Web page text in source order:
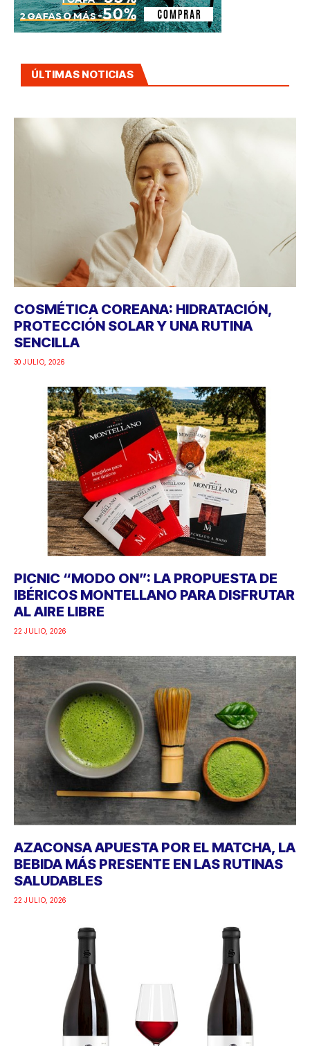
ÚLTIMAS NOTICIAS
COSMÉTICA COREANA: HIDRATACIÓN,
PROTECCIÓN SOLAR Y UNA RUTINA
SENCILLA
30 JULIO, 2026
PICNIC “MODO ON”: LA PROPUESTA DE
IBÉRICOS MONTELLANO PARA DISFRUTAR
AL AIRE LIBRE
22 JULIO, 2026
AZACONSA APUESTA POR EL MATCHA, LA
BEBIDA MÁS PRESENTE EN LAS RUTINAS
SALUDABLES
22 JULIO, 2026